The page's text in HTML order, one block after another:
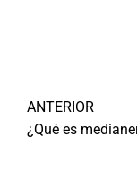
ANTERIOR